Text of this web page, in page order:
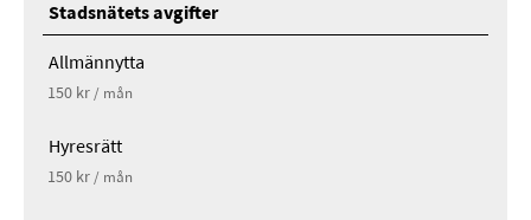
Stadsnätets avgifter
Allmännytta
150 kr / mån
Hyresrätt
150 kr / mån